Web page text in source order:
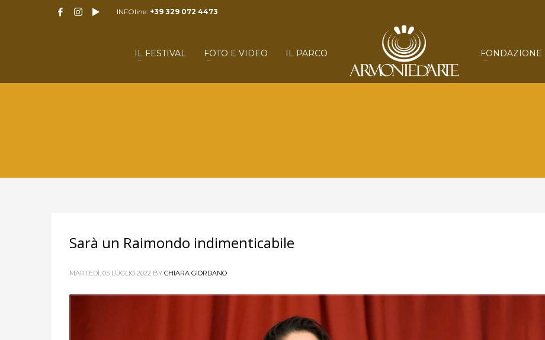
INFOline: +39 329 072 4473
IL FESTIVAL FOTO E VIDEO IL PARCO FONDAZIONE
Sarà un Raimondo indimenticabile
MARTEDÌ, 05 LUGLIO 2022 BY CHIARA GIORDANO